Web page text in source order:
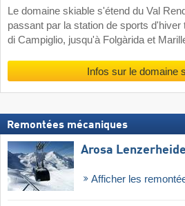
Le domaine skiable s'étend du Val
passant par la station de sports d'hiver
di Campiglio, jusqu'à Folgàrida et
Infos sur le domaine
Remontées mécaniques
Arosa Lenzerheide
Afficher les